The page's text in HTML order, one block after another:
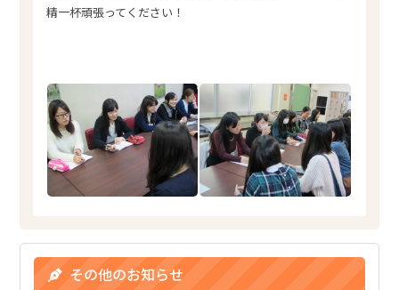
精一杯頑張ってください！
その他のお知らせ